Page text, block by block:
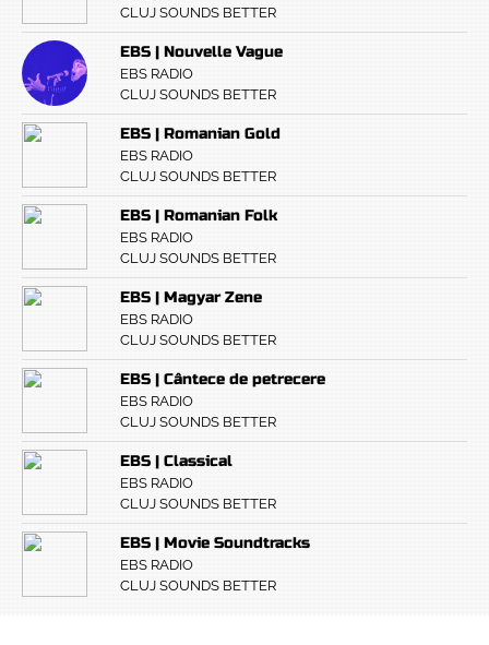
CLUJ SOUNDS BETTER
EBS | Nouvelle Vague
EBS RADIO
CLUJ SOUNDS BETTER
EBS | Romanian Gold
EBS RADIO
CLUJ SOUNDS BETTER
EBS | Romanian Folk
EBS RADIO
CLUJ SOUNDS BETTER
EBS | Magyar Zene
EBS RADIO
CLUJ SOUNDS BETTER
EBS | Cântece de petrecere
EBS RADIO
CLUJ SOUNDS BETTER
EBS | Classical
EBS RADIO
CLUJ SOUNDS BETTER
EBS | Movie Soundtracks
EBS RADIO
CLUJ SOUNDS BETTER